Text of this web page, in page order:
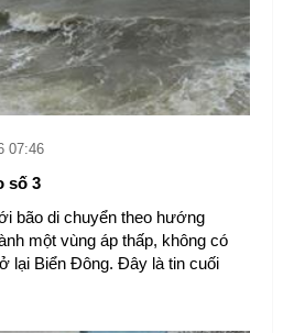
07:46
số 3
bão di chuyển theo hướng
một vùng áp thấp, không có
lại Biển Đông. Đây là tin cuối